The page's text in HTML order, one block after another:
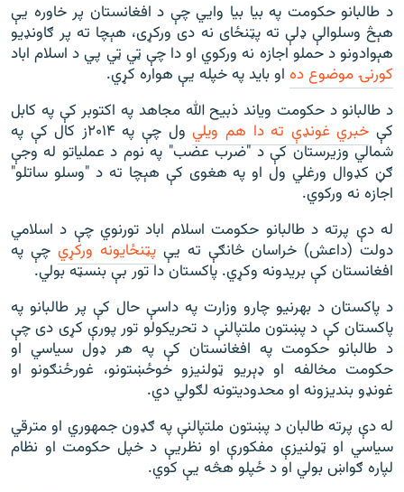
د طالبانو حکومت په بیا بیا وايي چې د افغانستان پر خاوره یې
هېڅ وسلوالې ډلې ته پټنځای نه دی ورکړی، هېچا ته پر ګاونډیو
هېوادونو د حملو اجازه نه ورکوي او دا چې ټي ټي پي د اسلام اباد
کورنۍ موضوع ده او باید په خپله یې هواره کړي.
د طالبانو د حکومت ویاند ذبیح الله مجاهد په اکتوبر کې په کابل
کې خبري غونډې ته دا هم ویلي
ول چې په ۲۰۱۴ز کال کې په
شمالي وزیرستان کې د "ضرب عضب" په نوم د عملیاتو له وجې
ګڼ کډوال ورغلي ول او په هغوی کې هېچا ته د "وسلو ساتلو"
اجازه نه ورکوي.
له دې پرته د طالبانو حکومت اسلام اباد تورنوي چې د اسلامي
دولت (داعش) خراسان څانګې ته یې پټنځایونه ورکړي چې په
افغانستان کې بریدونه وکړي. پاکستان دا تور بې بنسټه بولي.
د پاکستان د بهرنیو چارو وزارت په داسې حال کې پر طالبانو په
پاکستان کې د پښتون ملتپالنې د تحریکولو تور پورې کړی دی چې
د طالبانو حکومت په افغانستان کې په هر ډول سیاسي او
حکومت مخالفه او ډېریو ټولنیزو خوځښتونو، غورځنګونو او
غونډو بندیزونه او محدودیتونه لګولي دي.
له دې پرته طالبان د پښتون ملتپالنې په ګډون جمهوري او مترقي
سیاسي او ټولنیزې مفکورې او نظریې د خپل حکومت او نظام
لپاره ګواښ بولي او د ځپلو هڅه یې کوي.